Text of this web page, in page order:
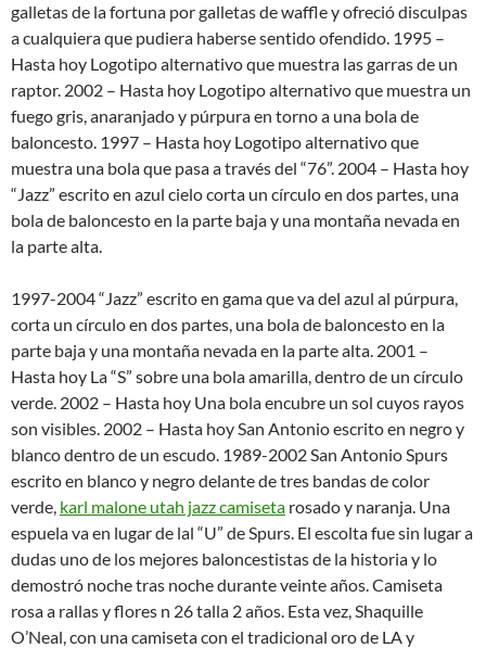
galletas de la fortuna por galletas de waffle y ofreció disculpas
a cualquiera que pudiera haberse sentido ofendido. 1995 –
Hasta hoy Logotipo alternativo que muestra las garras de un
raptor. 2002 – Hasta hoy Logotipo alternativo que muestra un
fuego gris, anaranjado y púrpura en torno a una bola de
baloncesto. 1997 – Hasta hoy Logotipo alternativo que
muestra una bola que pasa a través del “76”. 2004 – Hasta hoy
“Jazz” escrito en azul cielo corta un círculo en dos partes, una
bola de baloncesto en la parte baja y una montaña nevada en
la parte alta.
1997-2004 “Jazz” escrito en gama que va del azul al púrpura,
corta un círculo en dos partes, una bola de baloncesto en la
parte baja y una montaña nevada en la parte alta. 2001 –
Hasta hoy La “S” sobre una bola amarilla, dentro de un círculo
verde. 2002 – Hasta hoy Una bola encubre un sol cuyos rayos
son visibles. 2002 – Hasta hoy San Antonio escrito en negro y
blanco dentro de un escudo. 1989-2002 San Antonio Spurs
escrito en blanco y negro delante de tres bandas de color
verde, karl malone utah jazz camiseta rosado y naranja. Una
espuela va en lugar de lal “U” de Spurs. El escolta fue sin lugar a
dudas uno de los mejores baloncestistas de la historia y lo
demostró noche tras noche durante veinte años. Camiseta
rosa a rallas y flores n 26 talla 2 años. Esta vez, Shaquille
O’Neal, con una camiseta con el tradicional oro de LA y